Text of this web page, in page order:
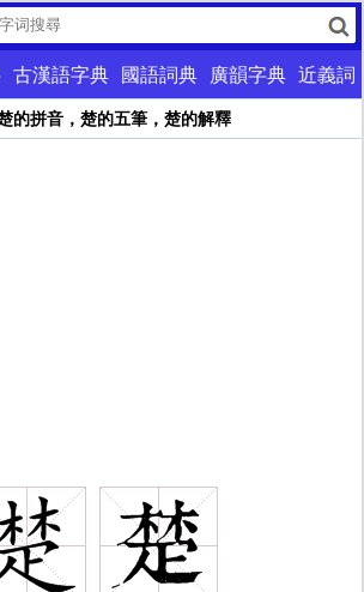
古漢語字典 國語詞典 廣韻字典 近義詞
的拼音，楚的五筆，楚的解釋